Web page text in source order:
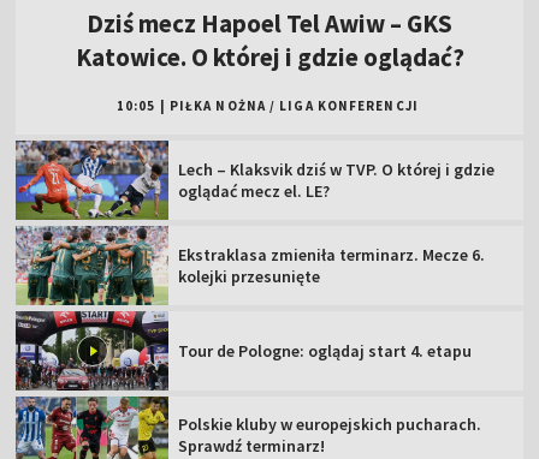
Dziś mecz Hapoel Tel Awiw – GKS
Katowice. O której i gdzie oglądać?
10:05 PIŁKA NOŻNA / LIGA KONFERENCJI
Lech – Klaksvik dziś w TVP. O której i gdzie
oglądać mecz el. LE?
Ekstraklasa zmieniła terminarz. Mecze 6.
kolejki przesunięte
Tour de Pologne: oglądaj start 4. etapu
Polskie kluby w europejskich pucharach.
Sprawdź terminarz!